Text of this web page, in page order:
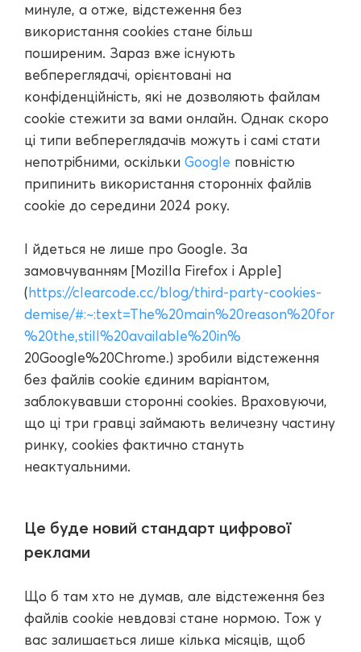
минуле, а отже, відстеження без
використання cookies стане більш
поширеним. Зараз вже існують
вебпереглядачі, орієнтовані на
конфіденційність, які не дозволяють файлам
cookie стежити за вами онлайн. Однак скоро
ці типи вебпереглядачів можуть і самі стати
непотрібними, оскільки Google повністю
припинить використання сторонніх файлів
cookie до середини 2024 року.
І йдеться не лише про Google. За
замовчуванням [Mozilla Firefox і Apple]
(https://clearcode.cc/blog/third-party-cookies-
demise/#:~:text=The%20main%20reason%20for
%20the,still%20available%20in%
20Google%20Chrome.) зробили відстеження
без файлів cookie єдиним варіантом,
заблокувавши сторонні cookies. Враховуючи,
що ці три гравці займають величезну частину
ринку, cookies фактично стануть
неактуальними.
Це буде новий стандарт цифрової
реклами
Що б там хто не думав, але відстеження без
файлів cookie невдовзі стане нормою. Тож у
вас залишається лише кілька місяців, щоб